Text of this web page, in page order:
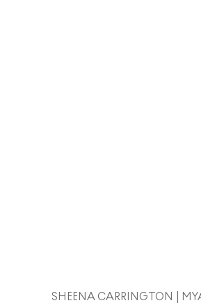
SHEENA CARRINGTON |